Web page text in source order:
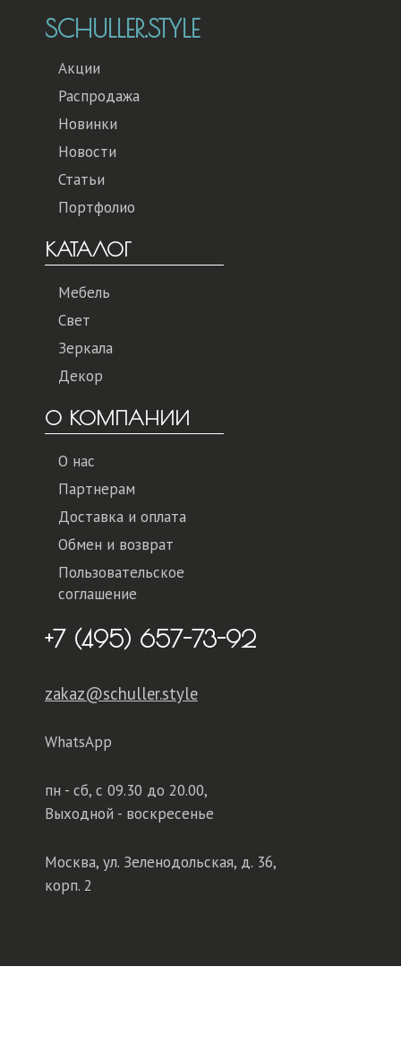
SCHULLER.STYLE
Акции
Распродажа
Новинки
Новости
Статьи
Портфолио
КАТАЛОГ
Мебель
Свет
Зеркала
Декор
О КОМПАНИИ
О нас
Партнерам
Доставка и оплата
Обмен и возврат
Пользовательское
соглашение
+7 (495) 657-73-92
zakaz@schuller.style
WhatsApp
пн - сб, с 09.30 до 20.00,
Выходной - воскресенье
Москва, ул. Зеленодольская, д. 36,
корп. 2